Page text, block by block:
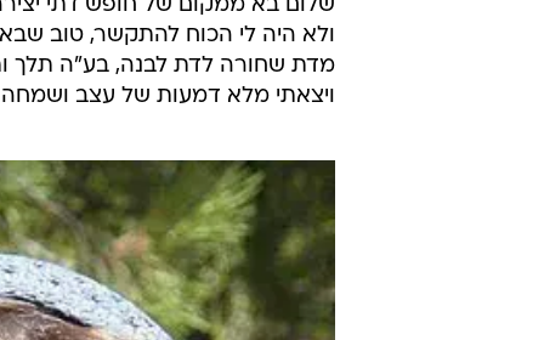
שלום בא ממקום של חופש דתי
ולא היה לי הכוח להתקשר, טוב
מדת שחורה לדת לבנה, בע"ה תלך
ויצאתי מלא דמעות של עצב ושמחה